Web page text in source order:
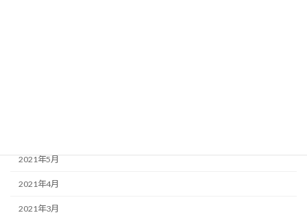
2021年5月
2021年4月
2021年3月